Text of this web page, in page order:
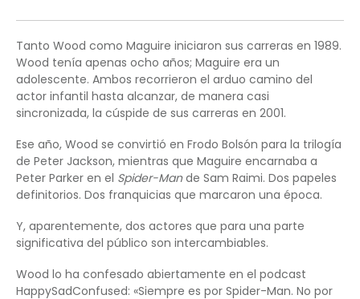
Tanto Wood como Maguire iniciaron sus carreras en 1989.
Wood tenía apenas ocho años; Maguire era un
adolescente. Ambos recorrieron el arduo camino del
actor infantil hasta alcanzar, de manera casi
sincronizada, la cúspide de sus carreras en 2001.
Ese año, Wood se convirtió en Frodo Bolsón para la trilogía
de Peter Jackson, mientras que Maguire encarnaba a
Peter Parker en el Spider-Mande Sam Raimi. Dos papeles
definitorios. Dos franquicias que marcaron una época.
Y, aparentemente, dos actores que para una parte
significativa del público son intercambiables.
Wood lo ha confesado abiertamente en el podcast
HappySadConfused: «Siempre es por Spider-Man. No por